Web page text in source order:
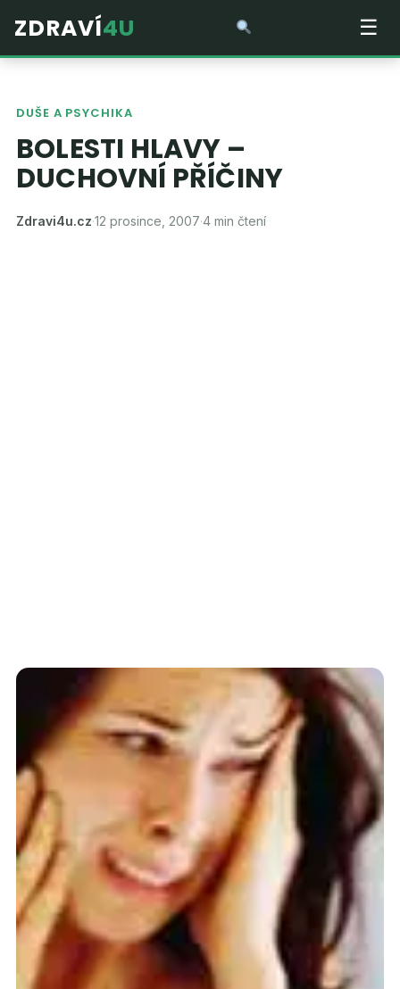
ZDRAVÍ4U ☰
DUŠE A PSYCHIKA
BOLESTI HLAVY –
DUCHOVNÍ PŘÍČINY
Zdravi4u.cz·12 prosince, 2007·4 min čtení